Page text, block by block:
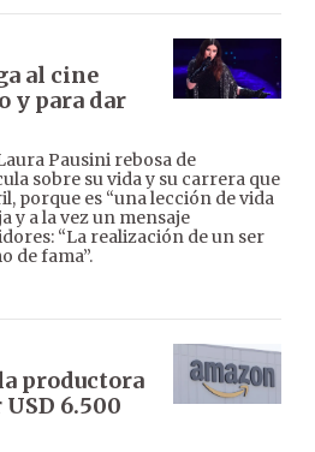
al cine
y para dar
Pausini rebosa de
sobre su vida y su carrera que
porque es “una lección de vida
y a la vez un mensaje
“La realización de un ser
de fama”.
productora
6.500